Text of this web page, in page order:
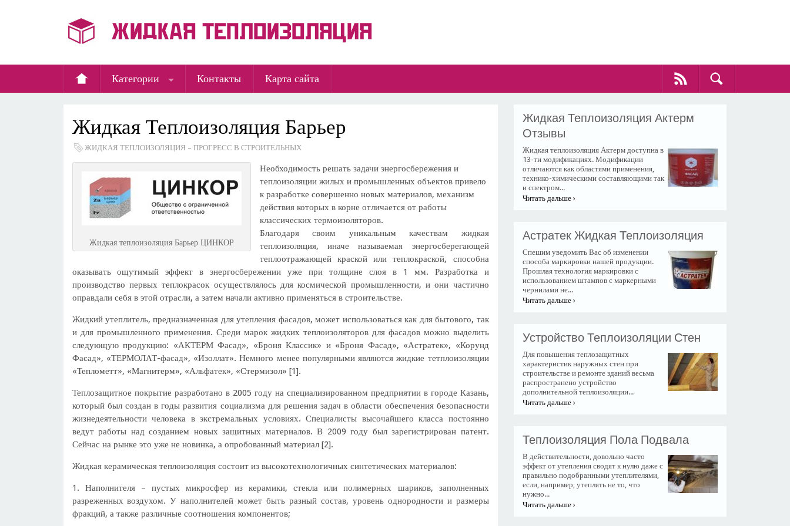
Категории Контакты Карта сайта
Жидкая Теплоизоляция Барьер
ЖИДКАЯ ТЕПЛОИЗОЛЯЦИЯ – ПРОГРЕСС В СТРОИТЕЛЬНЫХ
Жидкая теплоизоляция Барьер ЦИНКОР
Необходимость решать задачи энергосбережения и
теплоизоляции жилых и промышленных объектов привело
к разработке совершенно новых материалов, механизм
действия которых в корне отличается от работы
классических термоизоляторов.
Благодаря своим уникальным качествам жидкая
теплоизоляция, иначе называемая энергосберегающей
теплоотражающей краской или теплокраской, способна
оказывать ощутимый эффект в энергосбережении уже при толщине слоя в 1 мм. Разработка и
производство первых теплокрасок осуществлялось для космической промышленности, и они частично
оправдали себя в этой отрасли, а затем начали активно применяться в строительстве.
Жидкий утеплитель, предназначенная для утепления фасадов, может использоваться как для бытового, так
и для промышленного применения. Среди марок жидких теплоизоляторов для фасадов можно выделить
следующую продукцию: «АКТЕРМ Фасад», «Броня Классик» и «Броня Фасад», «Астратек», «Корунд
Фасад», «ТЕРМОЛАТ-фасад», «Изоллат». Немного менее популярными являются жидкие тетплоизоляции
«Теплометт», «Магнитерм», «Альфатек», «Стермизол» [1].
Теплозащитное покрытие разработано в 2005 году на специализированном предприятии в городе Казань,
который был создан в годы развития социализма для решения задач в области обеспечения безопасности
жизнедеятельности человека в экстремальных условиях. Специалисты высочайшего класса постоянно
ведут работы над созданием новых защитных материалов. В 2009 году был зарегистрирован патент.
Сейчас на рынке это уже не новинка, а опробованный материал [2].
Жидкая керамическая теплоизоляция состоит из высокотехнологичных синтетических материалов:
1. Наполнителя – пустых микросфер из керамики, стекла или полимерных шариков, заполненных
разреженных воздухом. У наполнителей может быть разный состав, уровень однородности и размеры
фракций, а также различные соотношения компонентов;
Жидкая Теплоизоляция Актерм
Отзывы
Жидкая теплоизоляция Актерм доступна в
13-ти модификациях. Модификации
отличаются как областями применения,
технико-химическими составляющими так
и спектром...
Читать дальше ›
Астратек Жидкая Теплоизоляция
Спешим уведомить Вас об изменении
способа маркировки нашей продукции.
Прошлая технология маркировки с
использованием штампов с маркерными
чернилами не...
Читать дальше ›
Устройство Теплоизоляции Стен
Для повышения теплозащитных
характеристик наружных стен при
строительстве и ремонте зданий весьма
распространено устройство
дополнительной теплоизоляции...
Читать дальше ›
Теплоизоляция Пола Подвала
В действительности, довольно часто
эффект от утепления сводят к нулю даже с
правильно подобранными утеплителями,
если, например, утеплять не то, что
нужно...
Читать дальше ›